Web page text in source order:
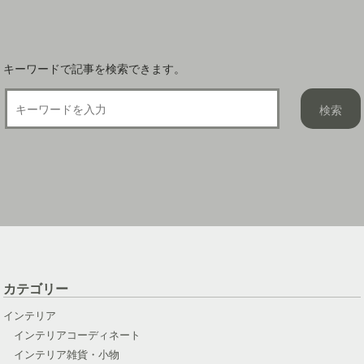
キーワードで記事を検索できます。
カテゴリー
インテリア
インテリアコーディネート
インテリア雑貨・小物